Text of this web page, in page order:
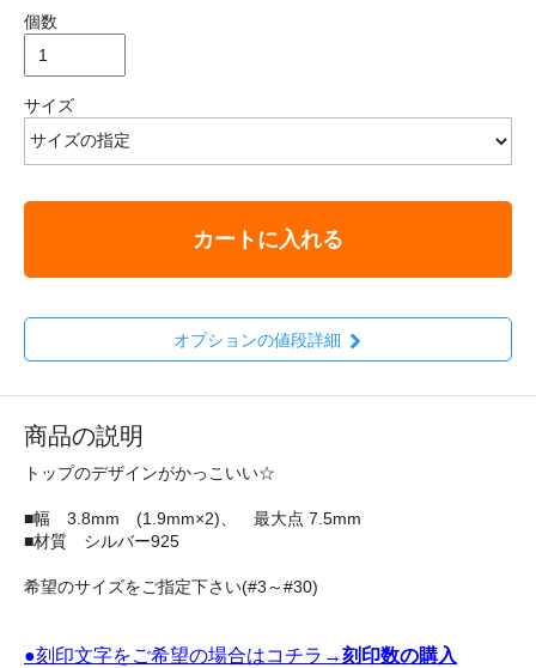
個数
サイズ
カートに入れる
オプションの値段詳細
商品の説明
トップのデザインがかっこいい☆
■幅 3.8mm (1.9mm×2)、 最大点 7.5mm
■材質 シルバー925
希望のサイズをご指定下さい(#3～#30)
●刻印文字をご希望の場合はコチラ→刻印数の購入